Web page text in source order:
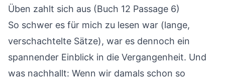
Üben zahlt sich aus (Buch 12 Passage 6)
So schwer es für mich zu lesen war (lange,
verschachtelte Sätze), war es dennoch ein
spannender Einblick in die Vergangenheit. Und
was nachhallt: Wenn wir damals schon so